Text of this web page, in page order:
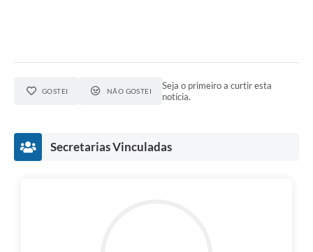
GOSTEI NÃO GOSTEI
Seja o primeiro a curtir esta
notícia.
Secretarias Vinculadas